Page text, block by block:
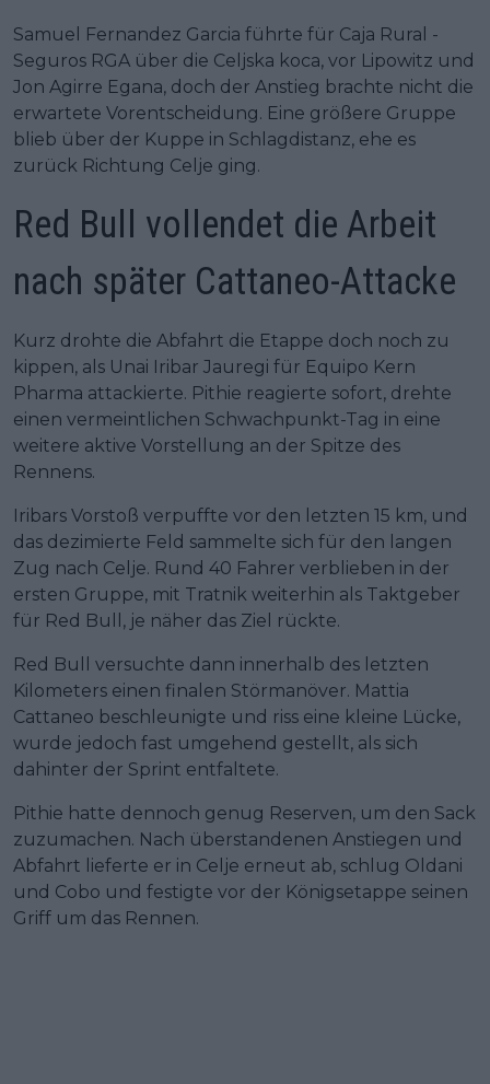
Samuel Fernandez Garcia führte für Caja Rural -
Seguros RGA über die Celjska koca, vor Lipowitz und
Jon Agirre Egana, doch der Anstieg brachte nicht die
erwartete Vorentscheidung. Eine größere Gruppe
blieb über der Kuppe in Schlagdistanz, ehe es
zurück Richtung Celje ging.
Red Bull vollendet die Arbeit
nach später Cattaneo-Attacke
Kurz drohte die Abfahrt die Etappe doch noch zu
kippen, als Unai Iribar Jauregi für Equipo Kern
Pharma attackierte. Pithie reagierte sofort, drehte
einen vermeintlichen Schwachpunkt-Tag in eine
weitere aktive Vorstellung an der Spitze des
Rennens.
Iribars Vorstoß verpuffte vor den letzten 15 km, und
das dezimierte Feld sammelte sich für den langen
Zug nach Celje. Rund 40 Fahrer verblieben in der
ersten Gruppe, mit Tratnik weiterhin als Taktgeber
für Red Bull, je näher das Ziel rückte.
Red Bull versuchte dann innerhalb des letzten
Kilometers einen finalen Störmanöver. Mattia
Cattaneo beschleunigte und riss eine kleine Lücke,
wurde jedoch fast umgehend gestellt, als sich
dahinter der Sprint entfaltete.
Pithie hatte dennoch genug Reserven, um den Sack
zuzumachen. Nach überstandenen Anstiegen und
Abfahrt lieferte er in Celje erneut ab, schlug Oldani
und Cobo und festigte vor der Königsetappe seinen
Griff um das Rennen.